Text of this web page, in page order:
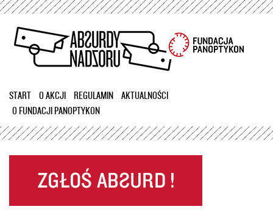
Przejdź
treści
START O AKCJI REGULAMIN
AKTUALNOŚCI
O FUNDACJI PANOPTYKON